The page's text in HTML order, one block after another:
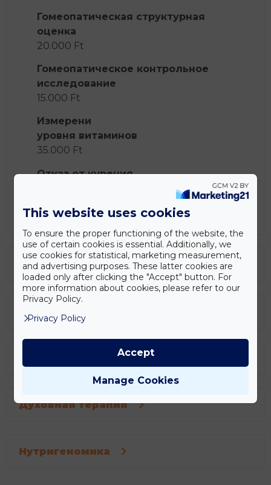
Гомеопатическая структурная
оценка
20.000 Ft
Гомеопатическое контрольное
исследование
15.000 Ft
Измерени
уровня витаминов
35.000 Ft
Отказ от курения
Пакеты скрининга
Мануальная терапия
Духовная терапия
Нутригеномика
This website uses cookies
To ensure the proper functioning of the website, the
use of certain cookies is essential. Additionally, we
use cookies for statistical, marketing measurement,
and advertising purposes. These latter cookies are
loaded only after clicking the "Accept" button. For
more information about cookies, please refer to our
Privacy Policy.
Privacy Policy
Manage Cookies
Accept